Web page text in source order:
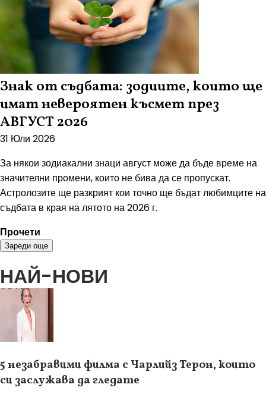
Знак от съдбата: зодиите, които ще
имат невероятен късмет през
АВГУСТ 2026
31 Юли 2026
За някои зодиакални знаци август може да бъде време на
значителни промени, които не бива да се пропускат.
Астролозите ще разкрият кои точно ще бъдат любимците на
съдбата в края на лятото на 2026 г.
Прочети
Зареди още
НАЙ-НОВИ
5 незабравими филма с Чарлийз Терон, които
си заслужава да гледате